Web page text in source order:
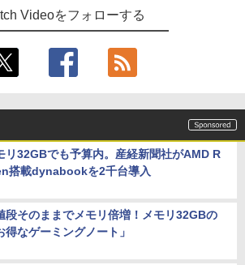
Videoをフォローする
リ32GBでも予算内。産経新聞社がAMD R
搭載dynabookを2千台導入
段そのままでメモリ倍増！メモリ32GBの
得なゲーミングノート」